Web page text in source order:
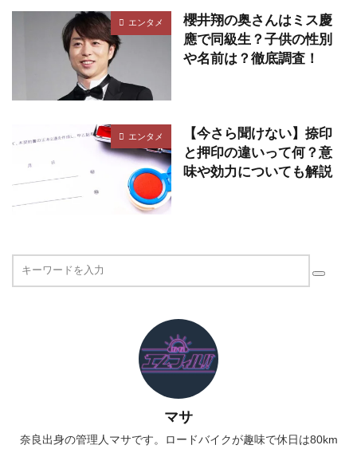
エンタメ
櫻井翔の奥さんはミス慶
應で同級生？子供の性別
や名前は？徹底調査！
エンタメ
【今さら聞けない】捺印
と押印の違いって何？意
味や効力についても解説
マサ
奈良出身の管理人マサです。ロードバイクが趣味で休日は80km